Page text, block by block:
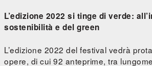
L’edizione 2022 si tinge di verde:
sostenibilità e del green
L’edizione 2022 del festival vedrà
opere, di cui 92 anteprime, tra